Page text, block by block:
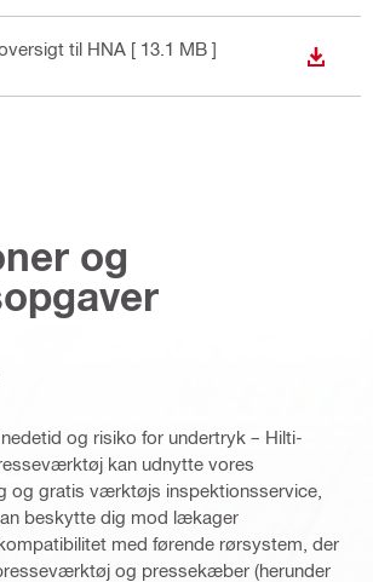
til HNA [ 13.1 MB ]
og
og risiko for undertryk – Hilti-
kan udnytte vores
og gratis værktøjs inspektionsservice,
beskytte dig mod lækager
med førende rørsystem, der
og pressekæber (herunder